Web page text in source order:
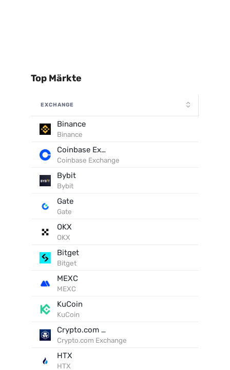
Top Märkte
EXCHANGE
Binance
Binance
Coinbase Exchange
Coinbase Exchange
Bybit
Bybit
Gate
Gate
OKX
OKX
Bitget
Bitget
MEXC
MEXC
KuCoin
KuCoin
Crypto.com Exchange
Crypto.com Exchange
HTX
HTX